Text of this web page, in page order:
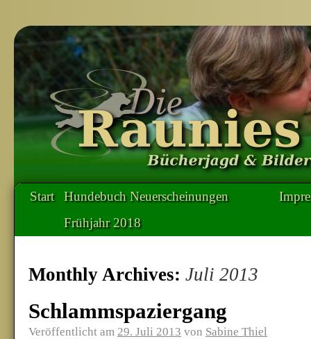
Start
Hundebuch Neuerscheinungen
Frühjahr 2018
Monthly Archives: Juli 2013
Schlammspaziergang
Veröffentlicht am 29. Juli 2013 von Sabine Thiel